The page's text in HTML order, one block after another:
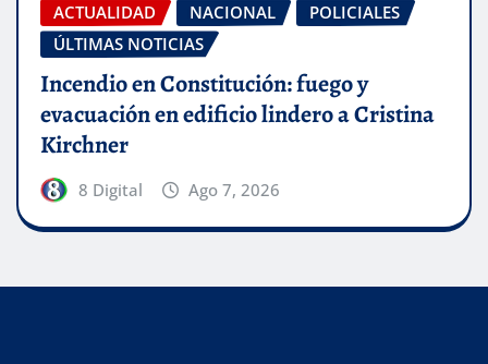
ACTUALIDAD NACIONAL
POLICIALES
ÚLTIMAS NOTICIAS
Incendio en Constitución: fuego y
evacuación en edificio lindero a Cristina
Kirchner
8 Digital Ago 7, 2026